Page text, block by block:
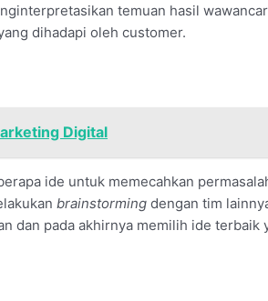
temuan hasil
dihadapi oleh customer.
Digital
ide untuk memecahkan
brainstorming dengan tim
dan pada akhirnya memilih ide terbaik